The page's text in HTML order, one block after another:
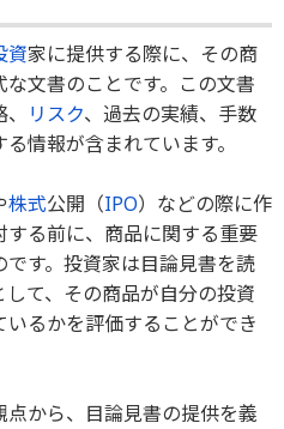
資家に提供する際に、その商
文書のことです。この文書
リスク、過去の実績、手数
情報が含まれています。
株式公開（IPO）などの際に作
る前に、商品に関する重要
す。投資家は目論見書を読
して、その商品が自分の投資
るかを評価することができ
から、目論見書の提供を義